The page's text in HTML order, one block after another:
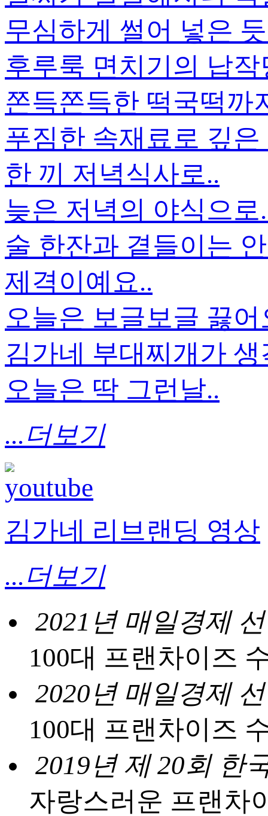
무심하게 썰어 넣은
후루룩 면치기의 납
쫀득쫀득한 떡국떡까
푸짐한 속재료로 깊
한 끼 저녁식사로..
늦은 저녁의 야식으로
술 한잔과 곁들이는
제격이예요..
오늘은 보글보글 끓
김가네 부대찌개가
오늘은 딱 그런날..
...더보기
김가네 리브랜딩 영상
...더보기
2021년 매일경제
100대 프랜차이즈
2020년 매일경제
100대 프랜차이즈
2019년 제 20회 한
자랑스러운 프랜차